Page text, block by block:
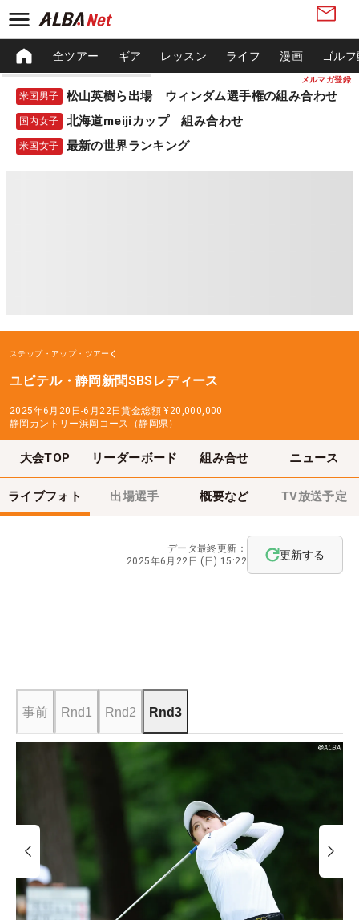
メルマガ登録
全ツアー ギア レッスン ライフ 漫画 ゴル
米国男子 松山英樹ら出場 ウィンダム選手権の組み合わせ
国内女子 北海道meijiカップ 組み合わせ
米国女子 最新の世界ランキング
ステップ・アップ・ツアー
ユピテル・静岡新聞SBSレディース
2025年6月20日-6月22日賞金総額 ¥20,000,000
静岡カントリー浜岡コース（静岡県）
大会TOP リーダーボード 組み合せ ニュース
ライブフォト 出場選手 概要など TV放送予定
データ最終更新：
2025年6月22日 (日) 15:22
更新する
事前 Rnd1 Rnd2 Rnd3